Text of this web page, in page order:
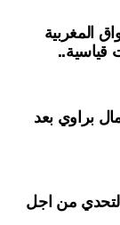
المغربية
قياسية..
براوي بعد
من اجل